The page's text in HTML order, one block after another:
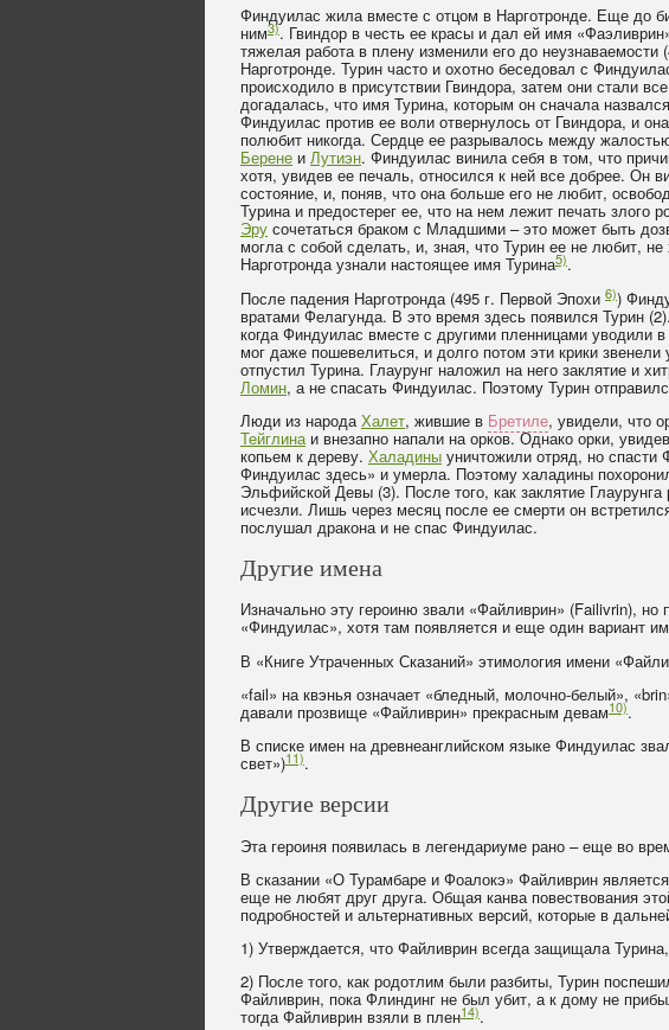
Финдуилас жила вместе с отцом в Нарготронде. Еще до
ним3). Гвиндор в честь ее красы и дал ей имя
тяжелая работа в плену изменили его до неузнаваемости
Нарготронде. Турин часто и охотно беседовал с
происходило в присутствии Гвиндора, затем они стали
догадалась, что имя Турина, которым он сначала
Финдуилас против ее воли отвернулось от Гвиндора, и
полюбит никогда. Сердце ее разрывалось между
Берене и Лутиэн. Финдуилас винила себя в том, что
хотя, увидев ее печаль, относился к ней все добрее. Он
состояние, и, поняв, что она больше его не любит,
Турина и предостерег ее, что на нем лежит печать
Эру сочетаться браком с Младшими – это может быть
могла с собой сделать, и, зная, что Турин ее не любит,
Нарготронда узнали настоящее имя Турина5).
После падения Нарготронда (495 г. Первой Эпохи 6))
вратами Фелагунда. В это время здесь появился Турин
когда Финдуилас вместе с другими пленницами уводили
мог даже пошевелиться, и долго потом эти крики
отпустил Турина. Глаурунг наложил на него заклятие и
Ломин, а не спасать Финдуилас. Поэтому Турин
Люди из народаХалет, жившие в Бретиле, увидели, что
Тейглинаи внезапно напали на орков. Однако орки,
копьем к дереву. Халадины уничтожили отряд, но
Финдуилас здесь» и умерла. Поэтому халадины
Эльфийской Девы (3). После того, как заклятие
исчезли. Лишь через месяц после ее смерти он
послушал дракона и не спас Финдуилас.
Другие имена
Изначально эту героиню звали «Файливрин» (Failivrin),
«Финдуилас», хотя там появляется и еще один вариант
В «Книге Утраченных Сказаний» этимология имени
«fail» на квэнья означает «бледный, молочно-белый»,
давали прозвище «Файливрин» прекрасным девам10).
В списке имен на древнеанглийском языке Финдуилас
свет»)11).
Другие версии
Эта героиня появилась в легендариуме рано – еще во
В сказании «О Турамбаре и Фоалокэ» Файливрин
еще не любят друг друга. Общая канва повествования
подробностей и альтернативных версий, которые в
1) Утверждается, что Файливрин всегда защищала
2) После того, как родотлим были разбиты, Турин
Файливрин, пока Флиндинг не был убит, а к дому не
тогда Файливрин взяли в плен14).